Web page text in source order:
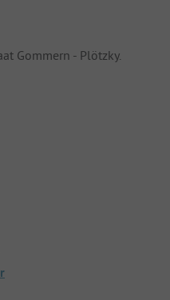
Gommern - Plötzky.